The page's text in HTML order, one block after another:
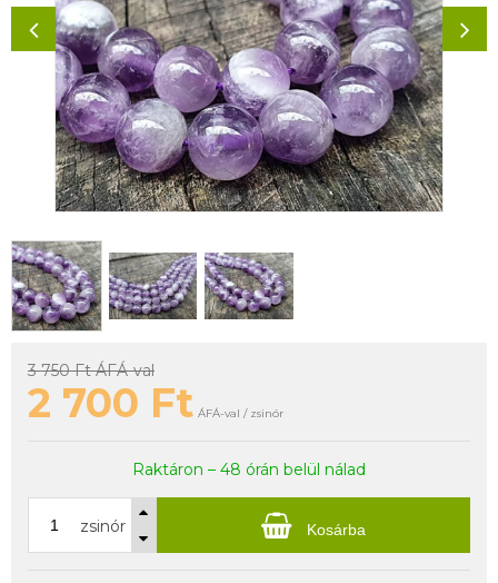
3 750 FtÁFÁ-val
2 700 Ft ÁFÁ-val / zsinór
Raktáron – 48 órán belül nálad
zsinór Kosárba